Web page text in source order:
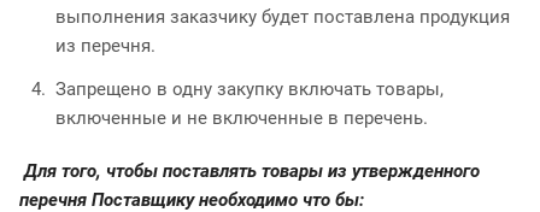
выполнения заказчику будет поставлена продукция
из перечня.
Запрещено в одну закупку включать товары,
включенные и не включенные в перечень.
Для того, чтобы поставлять товары из утвержденного
перечня Поставщику необходимо что бы: